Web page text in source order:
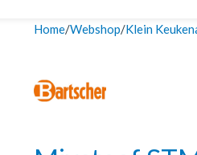
Home Webshop Klein